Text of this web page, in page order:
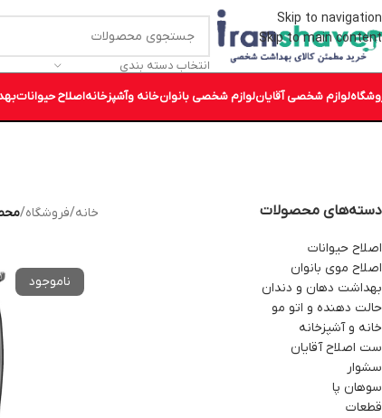
Skip to navigation
Skip to main content
انتخاب دسته بندی
لوازم شخصی آقایانلوازم شخصی بانوانخانه وآشپزخانهاصلاح حیوانات
دسته‌های محصولات
اصلاح حیوانات
اصلاح موی بانوان
بهداشت دهان و دندان
حالت دهنده و اتو مو
خانه و آشپزخانه
ست اصلاح آقایان
سشوار
سوهان پا
قطعات
خانه/فروشگاه/